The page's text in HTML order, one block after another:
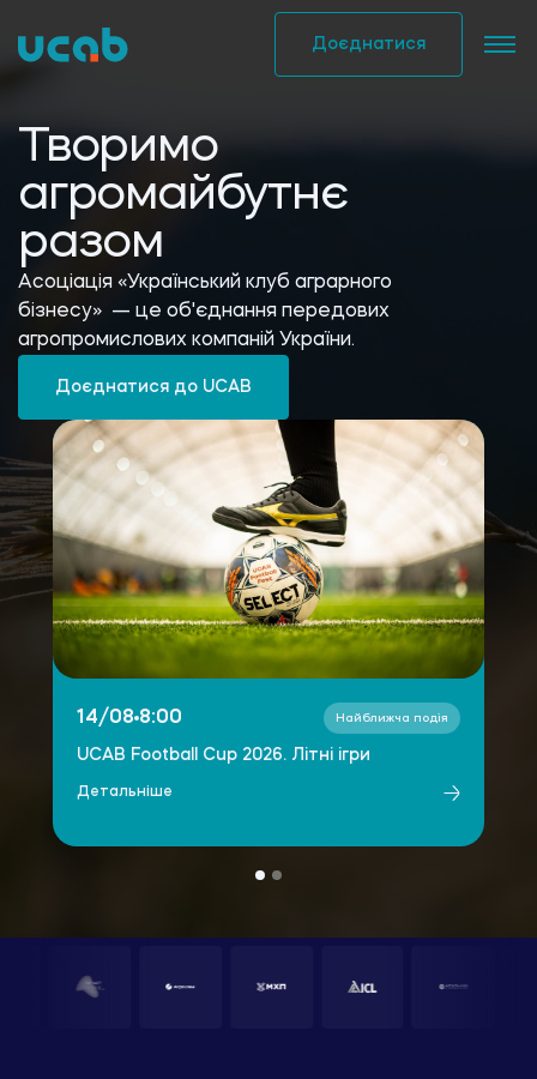
to
Доєднатися
Творимо
агромайбутнє
разом
Асоціація «Український клуб аграрного
бізнесу» — це об'єднання передових
агропромислових компаній України.
Доєднатися до UCAB
14/08 8:00 Найближча подія
UCAB Football Cup 2026. Літні ігри
Детальніше
20/08 11:00 Найближча подія
Землі для агробізнесу: розміновані